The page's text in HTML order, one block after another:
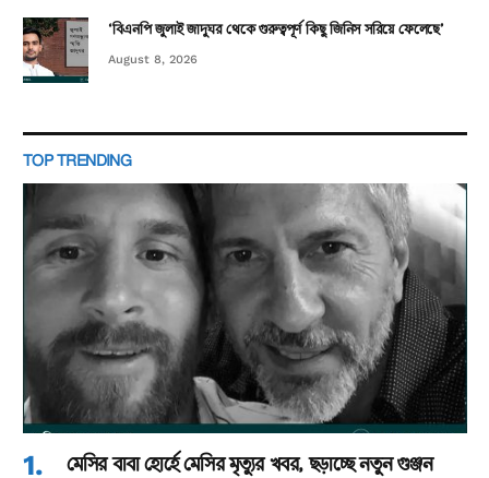
‘বিএনপি জুলাই জাদুঘর থেকে গুরুত্বপূর্ণ কিছু জিনিস সরিয়ে ফেলেছে’
August 8, 2026
TOP TRENDING
মেসির বাবা হোর্হে মেসির মৃত্যুর খবর, ছড়াচ্ছে নতুন গুঞ্জন